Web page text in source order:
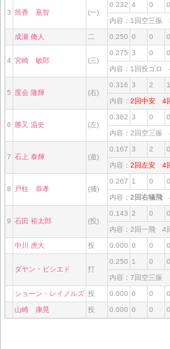
3 筒香 嘉智 (一)
0.232 4 0 0
内容：1回空三
成瀬 脩人 二 0.250 0 0 0
4 宮崎 敏郎 (三)
0.275 3 0 0
内容：1回投ゴ
5 度会 隆輝 (右)
0.316 3 2 1
内容： 2回中安 4
6 勝又 温史 (左)
0.362 3 0 0
内容：2回空三
7 石上 泰輝 (遊)
0.167 3 2 0
内容： 2回左安 4
8 戸柱 恭孝 (捕)
0.267 1 0 0
内容： 2回右犠飛
9 石田 裕太郎 (投)
0.143 2 0 0
内容：2回一飛 4
中川 虎大 投 0.000 0 0 0
ダヤン・ビシエド 打
0.250 1 0 0
内容：7回空三振
ショーン・レイノルズ 投 0.000 0 0 0
山崎 康晃 投 0.000 0 0 0